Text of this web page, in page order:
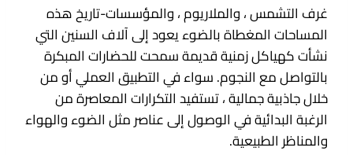
غرف التشمس ، والملاريوم ، والمؤسسات-تاريخ هذه
المساحات المغطاة بالضوء يعود إلى آلاف السنين التي
نشأت كهياكل زمنية قديمة سمحت للحضارات المبكرة
بالتواصل مع النجوم. سواء في التطبيق العملي أو من
خلال جاذبية جمالية ، تستفيد التكرارات المعاصرة من
الرغبة البدائية في الوصول إلى عناصر مثل الضوء والهواء
والمناظر الطبيعية.